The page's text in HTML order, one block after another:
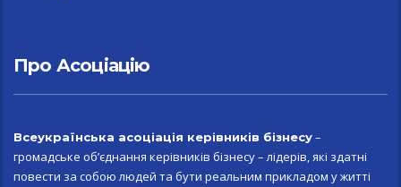
Про Асоціацію
Всеукраїнська асоціація керівників бізнесу–
громадське об’єднання керівників бізнесу – лідерів, які здатні
повести за собою людей та бути реальним прикладом у житті